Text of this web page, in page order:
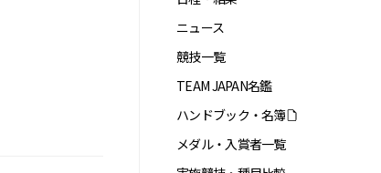
ニュース
競技一覧
TEAM JAPAN名鑑
ハンドブック・名簿
メダル・入賞者一覧